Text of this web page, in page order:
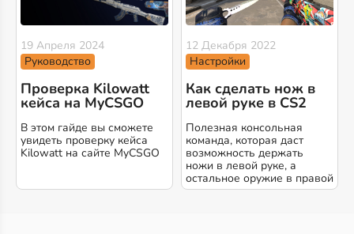
19 Апреля 2024
Руководство
Проверка Kilowatt
кейса на MyCSGO
В этом гайде вы сможете
увидеть проверку кейса
Kilowatt на сайте MyCSGO
12 Декабря 2022
Настройки
Как сделать нож в
левой руке в CS2
Полезная консольная
команда, которая даст
возможность держать
ножи в левой руке, а
остальное оружие в правой